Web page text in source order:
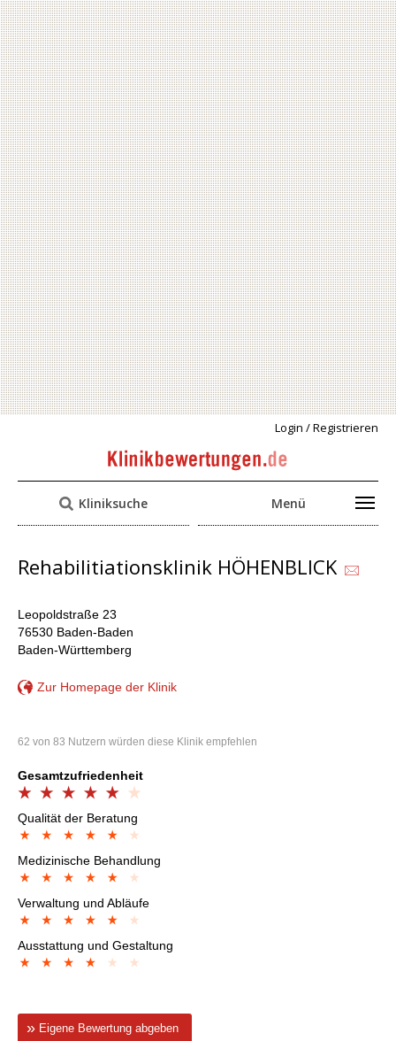
Login / Registrieren
Kliniksuche Menü
Rehabilitiationsklinik HÖHENBLICK
Leopoldstraße 23
76530 Baden-Baden
Baden-Württemberg
Zur Homepage der Klinik
62 von 83 Nutzern würden diese Klinik empfehlen
Gesamtzufriedenheit
Qualität der Beratung
Medizinische Behandlung
Verwaltung und Abläufe
Ausstattung und Gestaltung
Eigene Bewertung abgeben